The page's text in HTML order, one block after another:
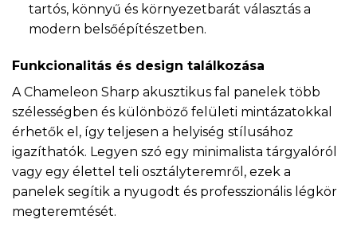
tartós, könnyű és környezetbarát választás a
modern belsőépítészetben.
Funkcionalitás és design találkozása
A Chameleon Sharp akusztikus fal panelek több
szélességben és különböző felületi mintázatokkal
érhetők el, így teljesen a helyiség stílusához
igazíthatók. Legyen szó egy minimalista tárgyalóról
vagy egy élettel teli osztályteremről, ezek a
panelek segítik a nyugodt és professzionális légkör
megteremtését.